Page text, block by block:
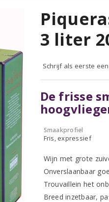
3 liter
Schrijf als eerste
De frisse
Smaakprofiel
Fris, expressief
Wijn met grote
Onverslaanbaar
Trouvaillein het
Breed inzetbaar,